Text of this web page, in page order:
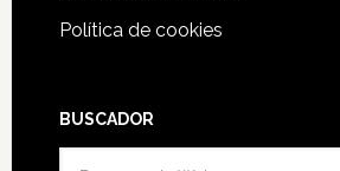
Política de cookies
BUSCADOR